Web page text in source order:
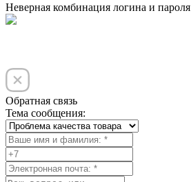
Неверная комбинация логина и пароля
Обратная связь
Тема сообщения: